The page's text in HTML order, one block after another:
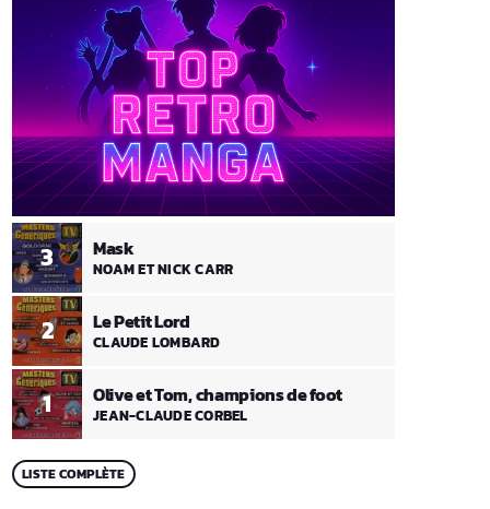
1 Olive et Tom, champions de foot
JEAN-CLAUDE CORBEL
2 Le Petit Lord
CLAUDE LOMBARD
3 Mask
NOAM ET NICK CARR
LISTE COMPLÈTE